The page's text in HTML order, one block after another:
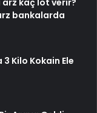
arz kaç lot verir?
bankalarda
Kilo Kokain Ele